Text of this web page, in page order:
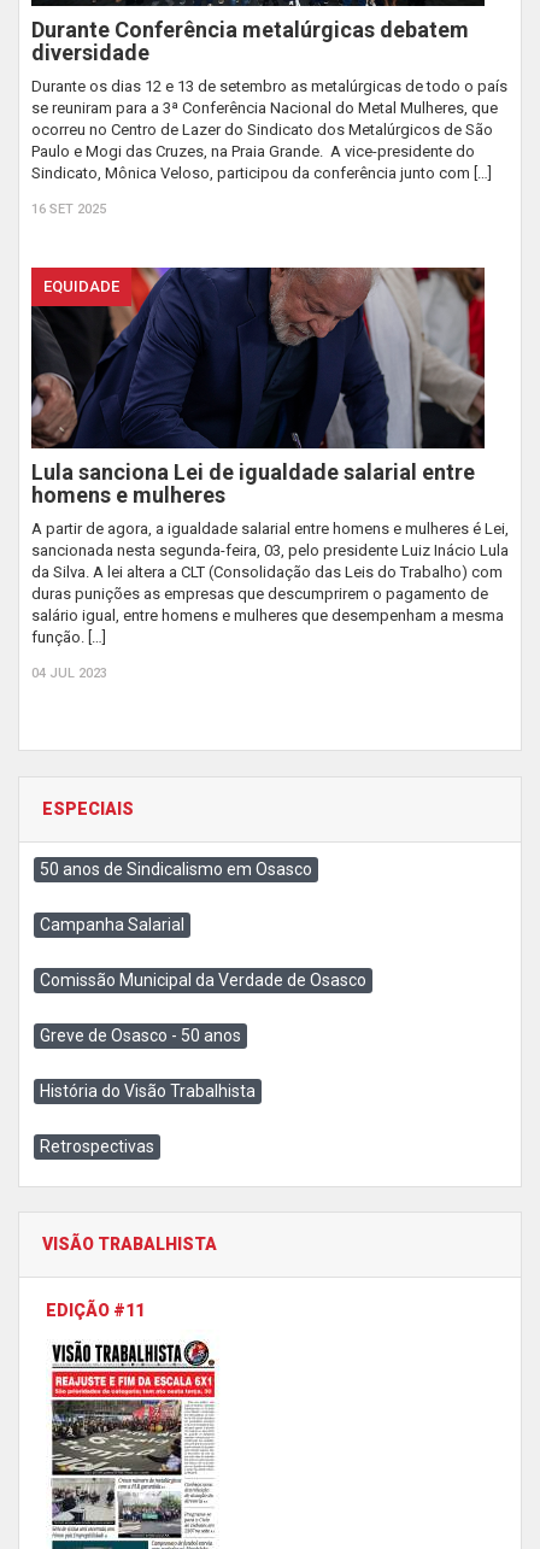
Durante Conferência metalúrgicas debatem
diversidade
Durante os dias 12 e 13 de setembro as metalúrgicas de todo o país
se reuniram para a 3ª Conferência Nacional do Metal Mulheres, que
ocorreu no Centro de Lazer do Sindicato dos Metalúrgicos de São
Paulo e Mogi das Cruzes, na Praia Grande. A vice-presidente do
Sindicato, Mônica Veloso, participou da conferência junto com […]
16 SET 2025
EQUIDADE
Lula sanciona Lei de igualdade salarial entre
homens e mulheres
A partir de agora, a igualdade salarial entre homens e mulheres é Lei,
sancionada nesta segunda-feira, 03, pelo presidente Luiz Inácio Lula
da Silva. A lei altera a CLT (Consolidação das Leis do Trabalho) com
duras punições as empresas que descumprirem o pagamento de
salário igual, entre homens e mulheres que desempenham a mesma
função. […]
04 JUL 2023
ESPECIAIS
50 anos de Sindicalismo em Osasco
Campanha Salarial
Comissão Municipal da Verdade de Osasco
Greve de Osasco - 50 anos
História do Visão Trabalhista
Retrospectivas
VISÃO TRABALHISTA
EDIÇÃO #11